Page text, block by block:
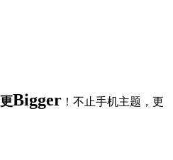
更Bigger ！不止手机主题，更